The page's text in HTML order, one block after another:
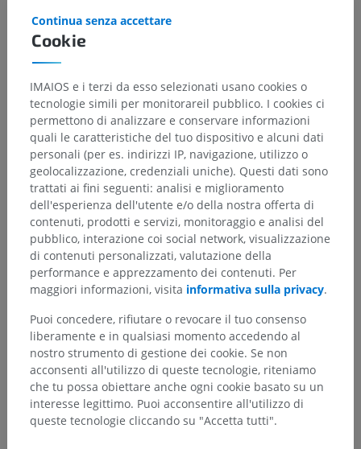
flesso
Strutture sottostanti:
Anatomia comparata negli animali
Traduzioni
Hai notato un errore?
Non esitare a suggerire una correzione, traduzione o
un miglioramento dei contenuti.
Segnala un problema
SCARICA L'APP
Cookie
Continua senza accettare
IMAIOS e i terzi da esso selezionati usano cookies o
tecnologie simili per monitorareil pubblico. I cookies ci
permettono di analizzare e conservare informazioni
quali le caratteristiche del tuo dispositivo e alcuni dati
personali (per es. indirizzi IP, navigazione, utilizzo o
geolocalizzazione, credenziali uniche). Questi dati sono
trattati ai fini seguenti: analisi e miglioramento
dell'esperienza dell'utente e/o della nostra offerta di
contenuti, prodotti e servizi, monitoraggio e analisi del
pubblico, interazione coi social network, visualizzazione
di contenuti personalizzati, valutazione della
performance e apprezzamento dei contenuti. Per
maggiori informazioni, visita informativa sulla privacy.
Puoi concedere, rifiutare o revocare il tuo consenso
liberamente e in qualsiasi momento accedendo al
nostro strumento di gestione dei cookie. Se non
acconsenti all'utilizzo di queste tecnologie, riteniamo
che tu possa obiettare anche ogni cookie basato su un
interesse legittimo. Puoi acconsentire all'utilizzo di
queste tecnologie cliccando su "Accetta tutti".